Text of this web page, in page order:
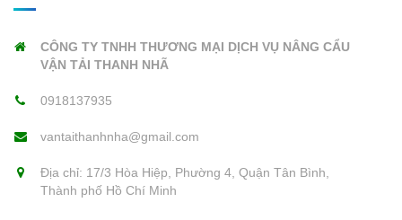
CÔNG TY TNHH THƯƠNG MẠI DỊCH VỤ NÂNG CẨU
VẬN TẢI THANH NHÃ
0918137935
vantaithanhnha@gmail.com
Địa chỉ: 17/3 Hòa Hiệp, Phường 4, Quận Tân Bình,
Thành phố Hồ Chí Minh